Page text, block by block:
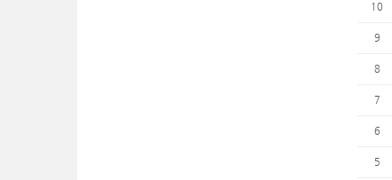
10
9
8
7
6
5